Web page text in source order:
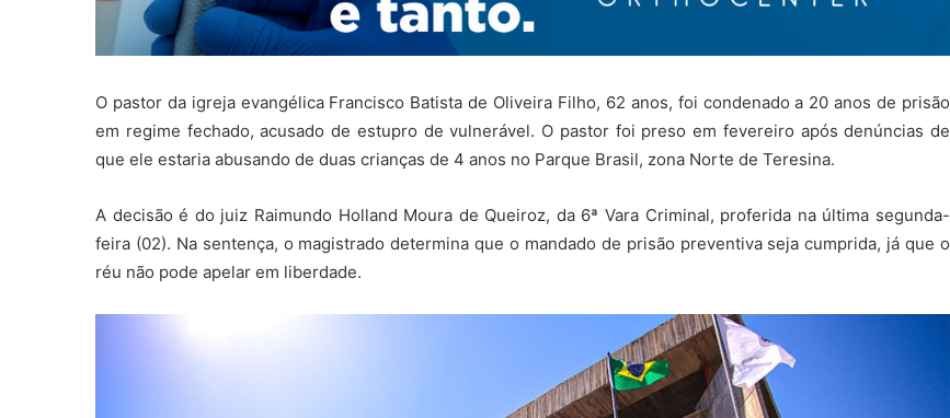
O pastor da igreja evangélica Francisco Batista de Oliveira Filho, 62 anos, foi condenado a 20 anos de prisão
em regime fechado, acusado de estupro de vulnerável. O pastor foi preso em fevereiro após denúncias de
que ele estaria abusando de duas crianças de 4 anos no Parque Brasil, zona Norte de Teresina.
A decisão é do juiz Raimundo Holland Moura de Queiroz, da 6ª Vara Criminal, proferida na última segunda-
feira (02). Na sentença, o magistrado determina que o mandado de prisão preventiva seja cumprida, já que o
réu não pode apelar em liberdade.